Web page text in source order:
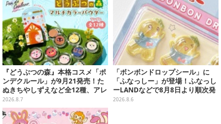
『どうぶつの森』本格コスメ「ポ
ンデクルール」が9月21発売！た
ぬきちやしずえなど全12種、アレ
ンジできるリアクションシールも
付属
2026.8.7
「ボンボンドロップシール」に
「ふなっしー」が登場！ふなっし
ーLANDなどで8月8日より順次発
売
2026.8.6